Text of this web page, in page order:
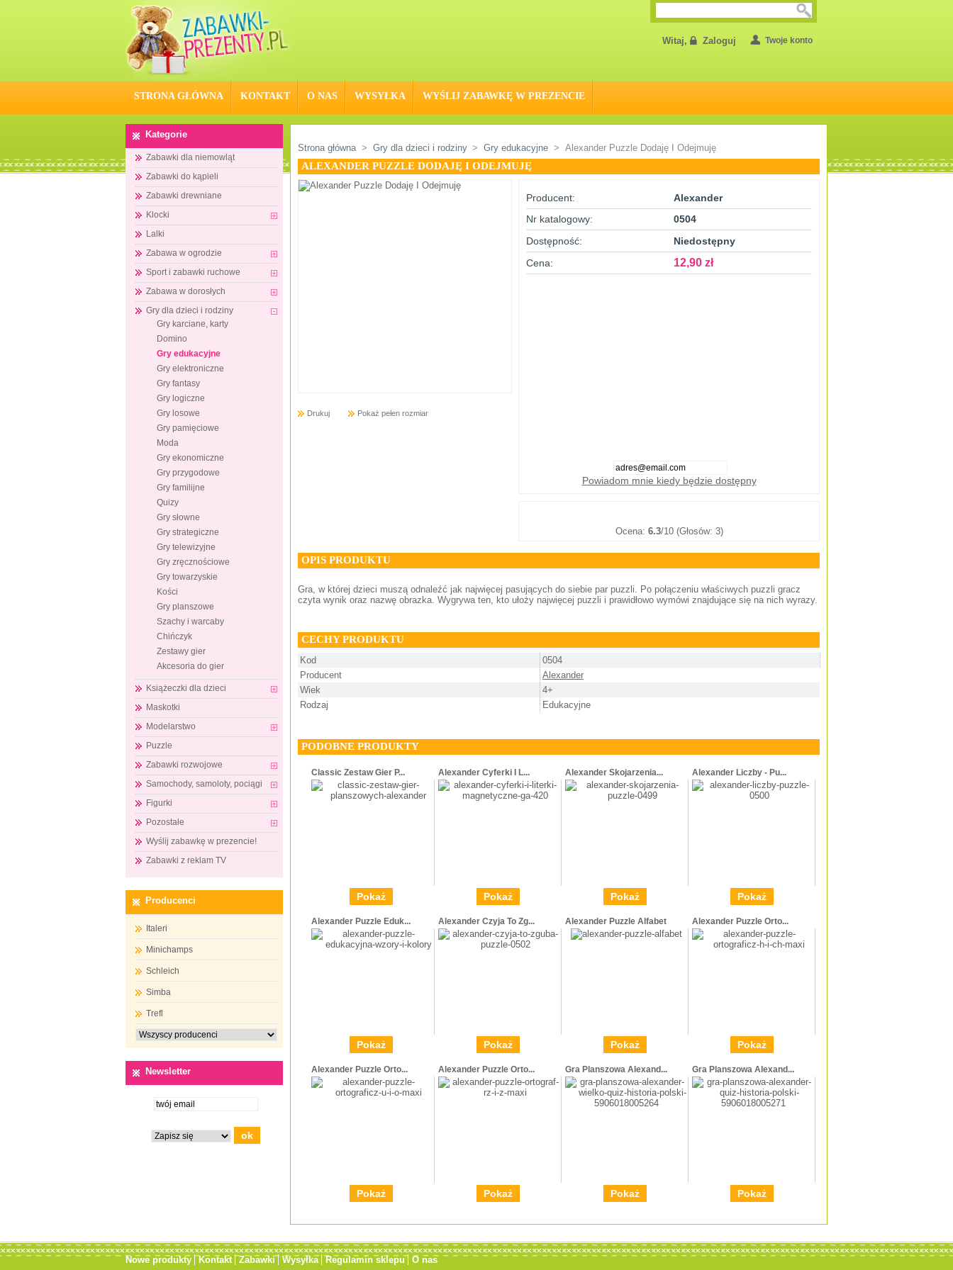
STRONA GŁÓWNA KONTAKT O NAS WYSYŁKA WYŚLIJ ZABAWKĘ W PREZENCIE
Twoje konto
Witaj, Zaloguj
Kategorie
Zabawki dla niemowląt
Zabawki do kąpieli
Zabawki drewniane
Klocki
Lalki
Zabawa w ogrodzie
Sport i zabawki ruchowe
Zabawa w dorosłych
Gry dla dzieci i rodziny
Gry karciane, karty
Domino
Gry edukacyjne
Gry elektroniczne
Gry fantasy
Gry logiczne
Gry losowe
Gry pamięciowe
Moda
Gry ekonomiczne
Gry przygodowe
Gry familijne
Quizy
Gry słowne
Gry strategiczne
Gry telewizyjne
Gry zręcznościowe
Gry towarzyskie
Kości
Gry planszowe
Szachy i warcaby
Chińczyk
Zestawy gier
Akcesoria do gier
Książeczki dla dzieci
Maskotki
Modelarstwo
Puzzle
Zabawki rozwojowe
Samochody, samoloty, pociągi
Figurki
Pozostałe
Wyślij zabawkę w prezencie!
Zabawki z reklam TV
Producenci
Italeri
Minichamps
Schleich
Simba
Trefl
Newsletter
Strona główna > Gry dla dzieci i rodziny > Gry edukacyjne > Alexander Puzzle Dodaję I Odejmuję
ALEXANDER PUZZLE DODAJĘ I ODEJMUJĘ
Drukuj Pokaż pełen rozmiar
Producent:
Alexander
Nr katalogowy:
0504
Dostępność:
Niedostępny
Cena:
12,90 zł
Powiadom mnie kiedy będzie dostępny
Ocena: 6.3/10 (Głosów: 3)
OPIS PRODUKTU
Gra, w której dzieci muszą odnaleźć jak najwięcej pasujących do siebie par puzzli. Po połączeniu właściwych puzzli gracz
czyta wynik oraz nazwę obrazka. Wygrywa ten, kto ułoży najwięcej puzzli i prawidłowo wymówi znajdujące się na nich wyrazy.
CECHY PRODUKTU
Kod
0504
Producent
Alexander
Wiek
4+
Rodzaj
Edukacyjne
PODOBNE PRODUKTY
Classic Zestaw Gier P...
Pokaż
Alexander Cyferki I L...
Pokaż
Alexander Skojarzenia...
Pokaż
Alexander Liczby - Pu...
Pokaż
Alexander Puzzle Eduk...
Pokaż
Alexander Czyja To Zg...
Pokaż
Alexander Puzzle Alfabet
Pokaż
Alexander Puzzle Orto...
Pokaż
Alexander Puzzle Orto...
Pokaż
Alexander Puzzle Orto...
Pokaż
Gra Planszowa Alexand...
Pokaż
Gra Planszowa Alexand...
Pokaż
Nowe produkty Kontakt Zabawki Wysyłka Regulamin sklepu O nas